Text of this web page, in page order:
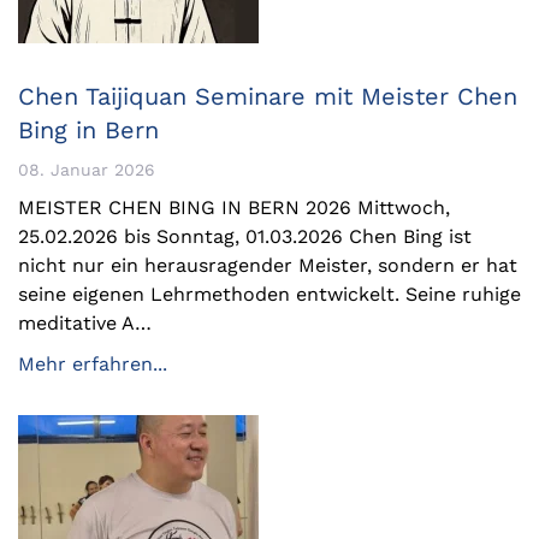
Chen Taijiquan Seminare mit Meister Chen
Bing in Bern
08. Januar 2026
MEISTER CHEN BING IN BERN 2026 Mittwoch,
25.02.2026 bis Sonntag, 01.03.2026 Chen Bing ist
nicht nur ein herausragender Meister, sondern er hat
seine eigenen Lehrmethoden entwickelt. Seine ruhige
meditative A…
Mehr erfahren...